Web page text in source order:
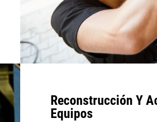
Reconstrucción Y
Equipos